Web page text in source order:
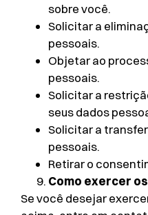
sobre você.
Solicitar a
pessoais.
Objetar ao
pessoais.
Solicitar a
seus dados
Solicitar a
pessoais.
Retirar o
Como exercer
Se você desejar